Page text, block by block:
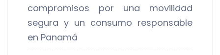
compromisos por una movilidad
segura y un consumo responsable
en Panamá